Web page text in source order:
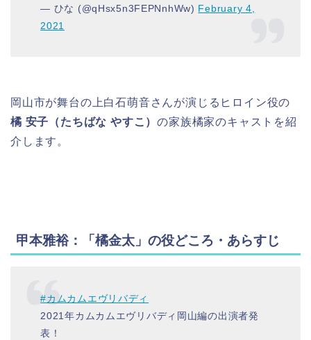
— ひな (@qHsx5n3FEPNnhWw) February 4,
2021
岡山市が舞台の上白石萌音さんが演じるヒロイン役の
橘 安子（たちばな やすこ）の家族橘家のキャストを紹
介します。
甲本雅裕：「橘金太」の役どころ・あらすじ
#カムカムエヴリバディ
2021年カムカムエヴリバディ岡山編の出演者発
表！